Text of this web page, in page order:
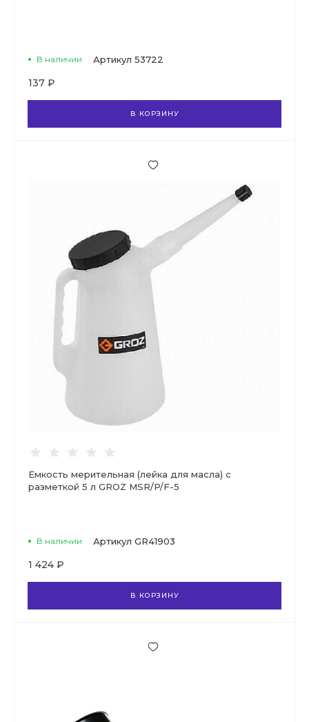
В наличии Артикул 53722
137 ₽
В КОРЗИНУ
Емкость мерительная (лейка для масла) с
разметкой 5 л GROZ MSR/P/F-5
В наличии Артикул GR41903
1 424 ₽
В КОРЗИНУ